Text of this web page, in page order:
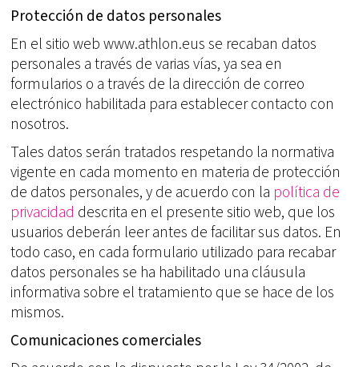
Protección de datos personales
En el sitio web www.athlon.eus se recaban datos
personales a través de varias vías, ya sea en
formularios o a través de la dirección de correo
electrónico habilitada para establecer contacto con
nosotros.
Tales datos serán tratados respetando la normativa
vigente en cada momento en materia de protección
de datos personales, y de acuerdo con la política de
privacidad descrita en el presente sitio web, que los
usuarios deberán leer antes de facilitar sus datos. En
todo caso, en cada formulario utilizado para recabar
datos personales se ha habilitado una cláusula
informativa sobre el tratamiento que se hace de los
mismos.
Comunicaciones comerciales